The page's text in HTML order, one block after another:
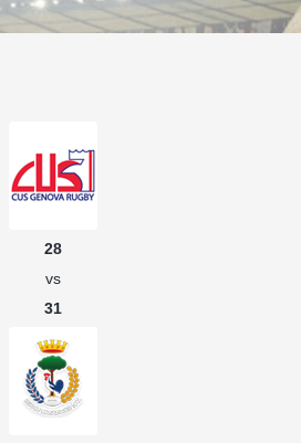
28
vs
31